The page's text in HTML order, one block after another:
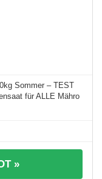
Sommer – TEST
für ALLE Mähro
»